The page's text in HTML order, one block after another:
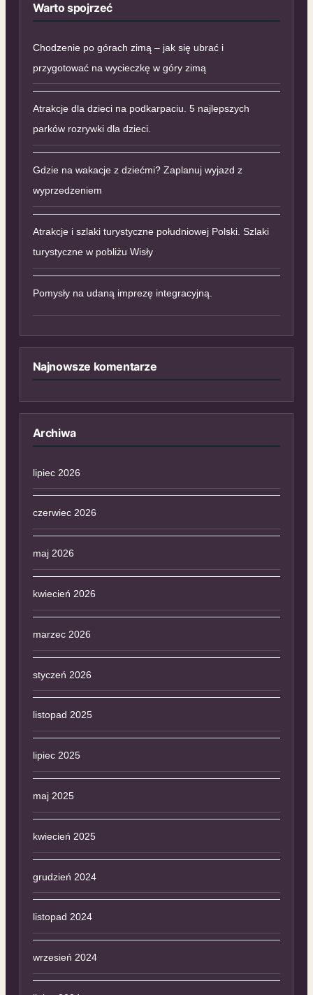
Warto spojrzeć
Chodzenie po górach zimą – jak się ubrać i
przygotować na wycieczkę w góry zimą
Atrakcje dla dzieci na podkarpaciu. 5 najlepszych
parków rozrywki dla dzieci.
Gdzie na wakacje z dziećmi? Zaplanuj wyjazd z
wyprzedzeniem
Atrakcje i szlaki turystyczne południowej Polski. Szlaki
turystyczne w pobliżu Wisły
Pomysły na udaną imprezę integracyjną.
Najnowsze komentarze
Archiwa
lipiec 2026
czerwiec 2026
maj 2026
kwiecień 2026
marzec 2026
styczeń 2026
listopad 2025
lipiec 2025
maj 2025
kwiecień 2025
grudzień 2024
listopad 2024
wrzesień 2024